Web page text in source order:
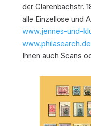
der Clarenbachstr.
alle Einzellose und
www.jennes-und-
www.philasearch.de
Ihnen auch Scans